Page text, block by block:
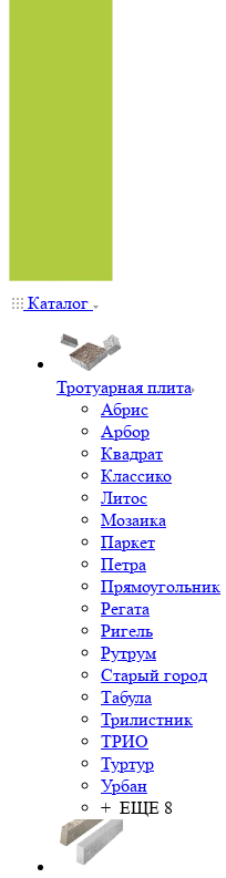
Каталог
Тротуарная плита
Абрис
Арбор
Квадрат
Классико
Литос
Мозаика
Паркет
Петра
Прямоугольник
Регата
Ригель
Рутрум
Старый город
Табула
Трилистник
ТРИО
Туртур
Урбан
+ ЕЩЕ 8